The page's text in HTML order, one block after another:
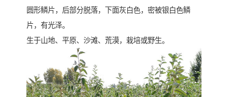
圆形鳞片，后部分脱落，下面灰白色，密被银白色鳞
片，有光泽。
生于山地、平原、沙滩、荒漠，栽培或野生。